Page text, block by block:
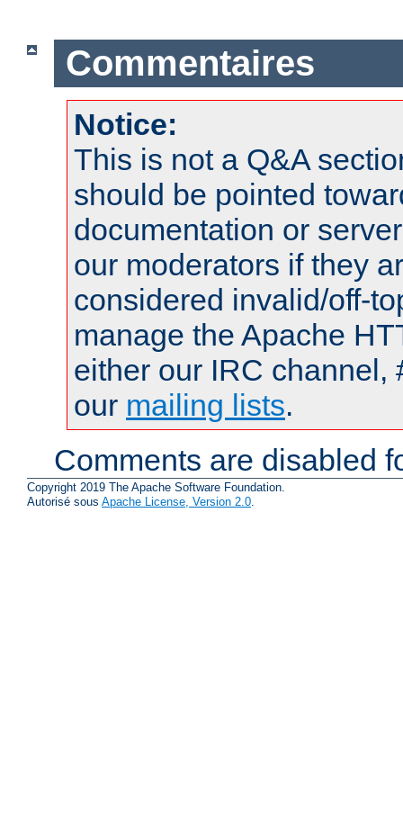
Commentaires
Notice:
This is not a Q&A
should be pointed
documentation or
our moderators if they
considered invalid/off-
manage the Apache
either our IRC channel,
our mailing lists.
Comments are disabled
Copyright 2019 The Apache Software Foundation.
Autorisé sous Apache License, Version 2.0.